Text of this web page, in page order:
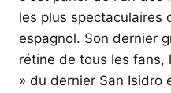
les plus spectaculaires
espagnol. Son dernier
rétine de tous les fans,
» du dernier San Isidro